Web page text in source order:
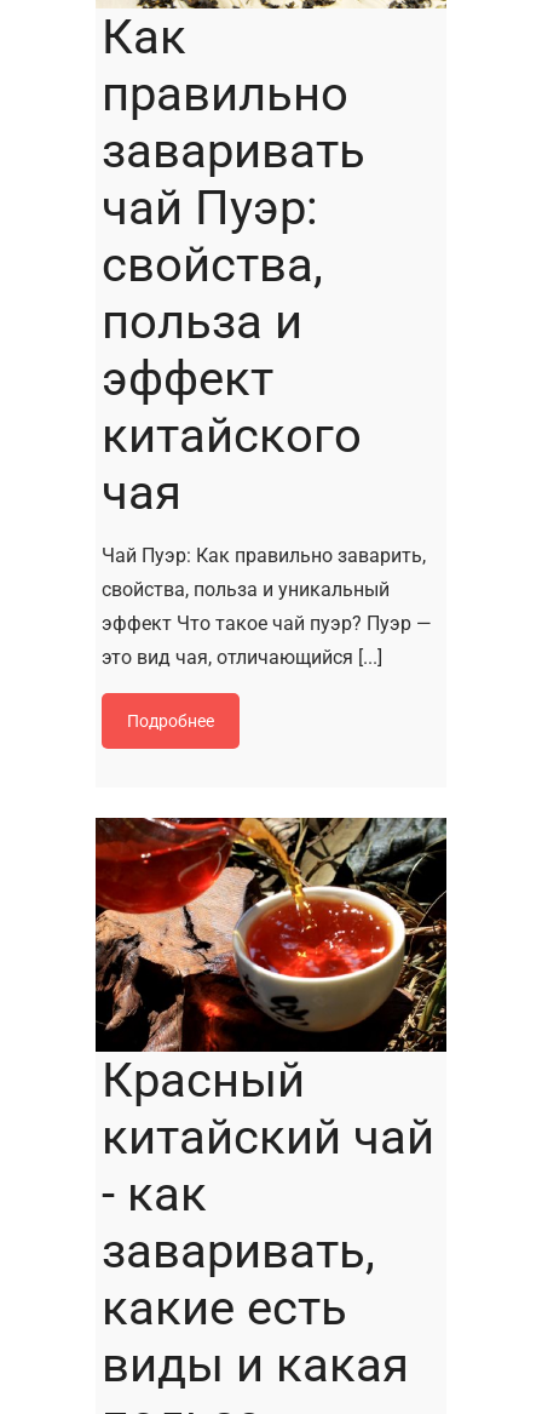
Как
правильно
заваривать
чай Пуэр:
свойства,
польза и
эффект
китайского
чая
Чай Пуэр: Как правильно заварить,
свойства, польза и уникальный
эффект Что такое чай пуэр? Пуэр —
это вид чая, отличающийся [...]
Подробнее
Красный
китайский чай
- как
заваривать,
какие есть
виды и какая